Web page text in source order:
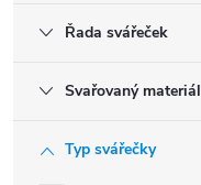
Řada svářeček
Svařovaný materiál
Typ svářečky